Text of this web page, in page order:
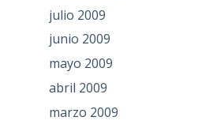
julio 2009
junio 2009
mayo 2009
abril 2009
marzo 2009